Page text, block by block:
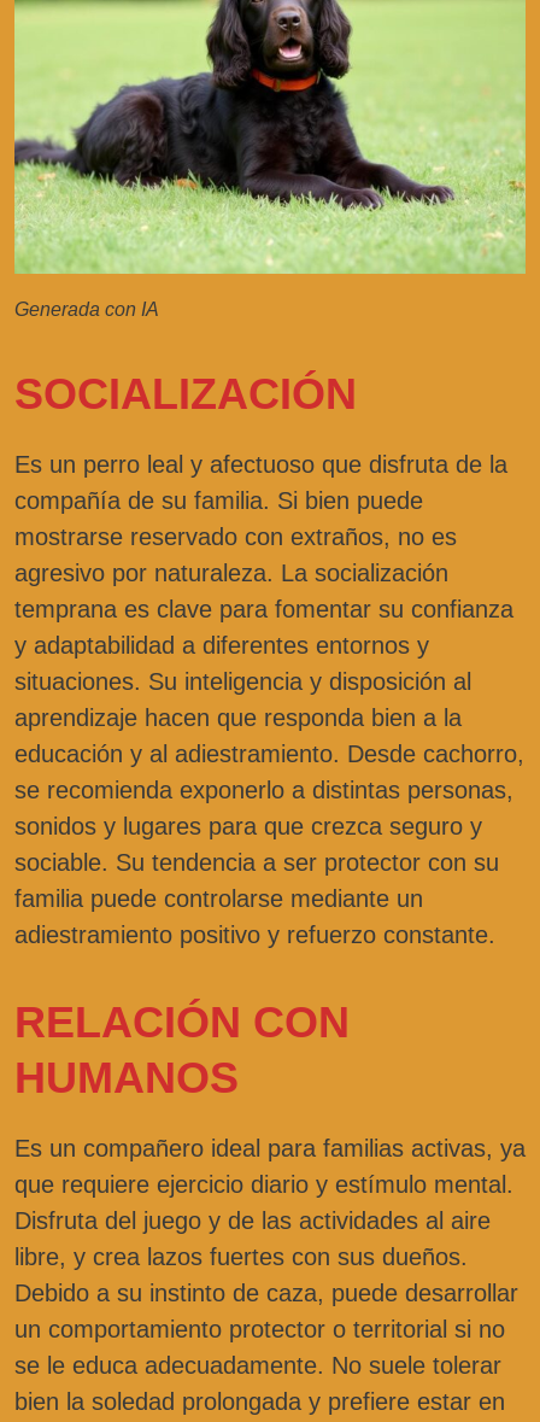
Generada con IA
SOCIALIZACIÓN
Es un perro leal y afectuoso que disfruta de la
compañía de su familia. Si bien puede
mostrarse reservado con extraños, no es
agresivo por naturaleza. La socialización
temprana es clave para fomentar su confianza
y adaptabilidad a diferentes entornos y
situaciones. Su inteligencia y disposición al
aprendizaje hacen que responda bien a la
educación y al adiestramiento. Desde cachorro,
se recomienda exponerlo a distintas personas,
sonidos y lugares para que crezca seguro y
sociable. Su tendencia a ser protector con su
familia puede controlarse mediante un
adiestramiento positivo y refuerzo constante.
RELACIÓN CON
HUMANOS
Es un compañero ideal para familias activas, ya
que requiere ejercicio diario y estímulo mental.
Disfruta del juego y de las actividades al aire
libre, y crea lazos fuertes con sus dueños.
Debido a su instinto de caza, puede desarrollar
un comportamiento protector o territorial si no
se le educa adecuadamente. No suele tolerar
bien la soledad prolongada y prefiere estar en